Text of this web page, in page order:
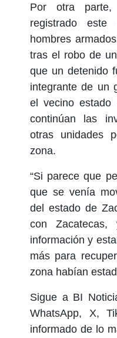
Por otra parte,
registrado
hombres
tras el robo de
que un detenido
integrante de un
el vecino estado
continúan las
otras unidades
zona.
“Si parece que
que se venía
del estado de
con
información y
más para
zona habían
Sigue a BI
WhatsApp, X,
informado de lo